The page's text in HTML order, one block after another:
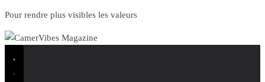
Pour rendre plus visibles les valeurs